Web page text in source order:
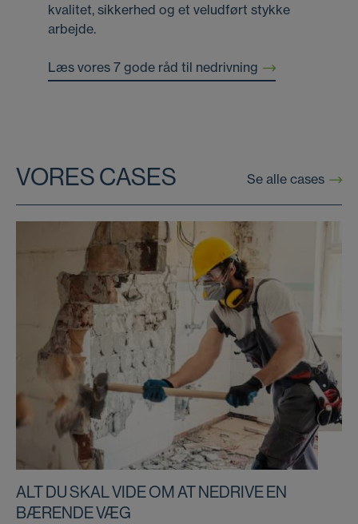
kvalitet, sikkerhed og et veludført stykke
arbejde.
Læs vores 7 gode råd til nedrivning
VORES CASES Se alle cases
ALT DU SKAL VIDE OM AT NEDRIVE EN
BÆRENDE VÆG